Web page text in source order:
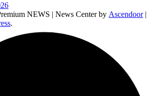
NEWS | News Center by Ascendoor|
.